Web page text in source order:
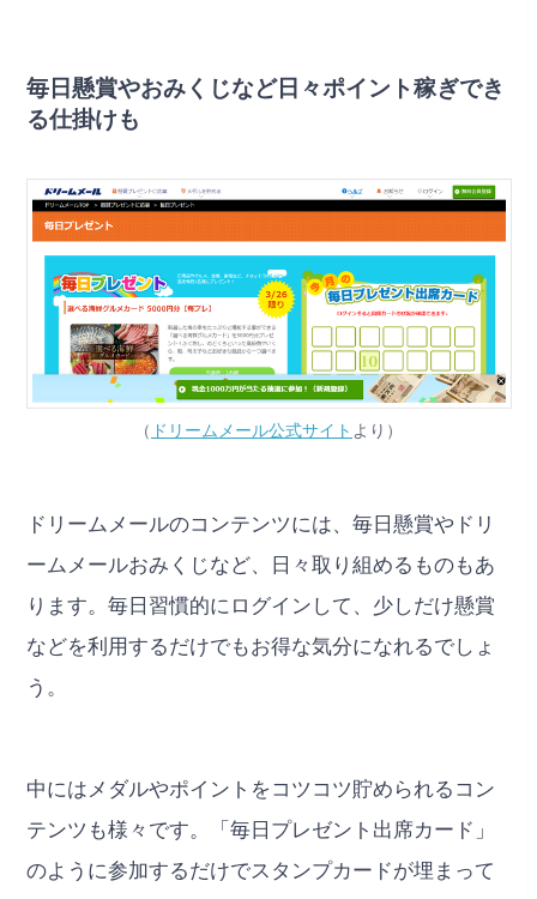
毎日懸賞やおみくじなど日々ポイント稼ぎでき
る仕掛けも
（ ドリームメール公式サイト より）
ドリームメールのコンテンツには、毎日懸賞やドリ
ームメールおみくじなど、日々取り組めるものもあ
ります。毎日習慣的にログインして、少しだけ懸賞
などを利用するだけでもお得な気分になれるでしょ
う。
中にはメダルやポイントをコツコツ貯められるコン
テンツも様々です。「毎日プレゼント出席カード」
のように参加するだけでスタンプカードが埋まって